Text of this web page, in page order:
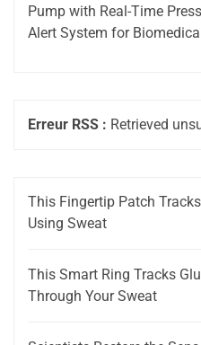
Pump with Real-Time
Alert System for
Erreur RSS : Retrieved
This Fingertip Patch
Using Sweat
This Smart Ring Tracks
Through Your Sweat